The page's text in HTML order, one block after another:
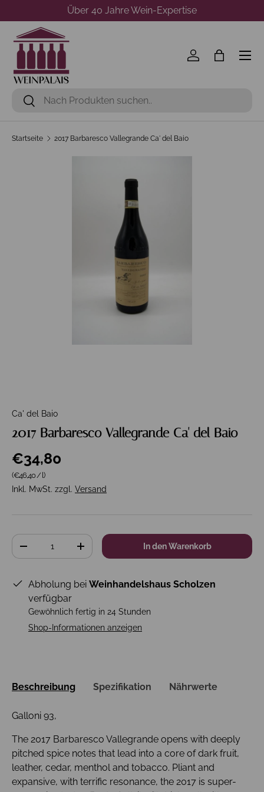
Direkt zum Inhalt
Über 40 Jahre Wein-Expertise
Suchen
Suchen
Einloggen
Menü
Startseite 2017 Barbaresco Vallegrande Ca' del Baio
Ca' del Baio
2017 Barbaresco Vallegrande Ca' del Baio
€34,80
Grundpreis
(€46,40/l)
Inkl. MwSt. zzgl. Versand
Anzahl
+ In den Warenkorb
Abholung bei Weinhandelshaus Scholzen
verfügbar
Gewöhnlich fertig in 24 Stunden
Shop-Informationen anzeigen
Beschreibung Spezifikation Nährwerte
Galloni 93,
The 2017 Barbaresco Vallegrande opens with deeply
pitched spice notes that lead into a core of dark fruit,
leather, cedar, menthol and tobacco. Pliant and
expansive, with terrific resonance, the 2017 is super-